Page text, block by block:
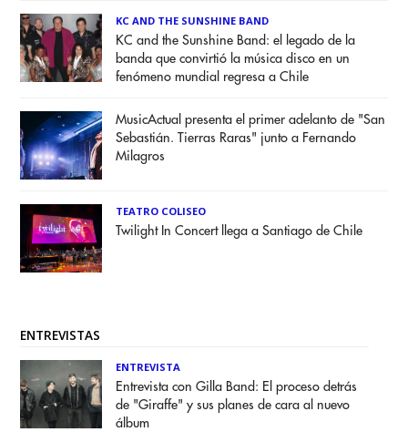
KC AND THE SUNSHINE BAND
KC and the Sunshine Band: el legado de la
banda que convirtió la música disco en un
fenómeno mundial regresa a Chile
MusicActual presenta el primer adelanto de "San
Sebastián. Tierras Raras" junto a Fernando
Milagros
TEATRO COLISEO
Twilight In Concert llega a Santiago de Chile
ENTREVISTAS
ENTREVISTA
Entrevista con Gilla Band: El proceso detrás
de "Giraffe" y sus planes de cara al nuevo
álbum